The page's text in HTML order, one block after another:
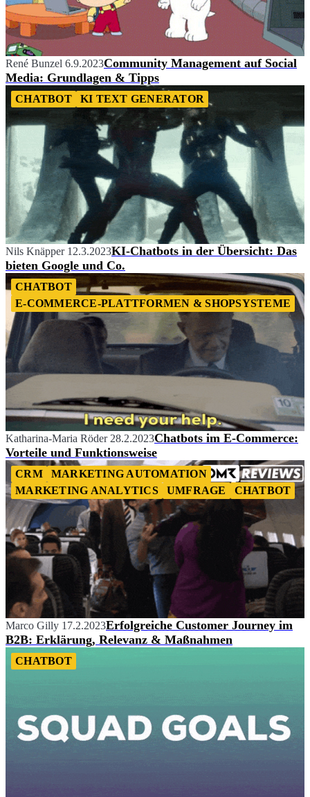
René Bunzel 6.9.2023Community Management auf Social
Media: Grundlagen & Tipps
CHATBOT KI TEXT GENERATOR
Nils Knäpper 12.3.2023KI-Chatbots in der Übersicht: Das
bieten Google und Co.
CHATBOT
E-COMMERCE-PLATTFORMEN & SHOPSYSTEME
Katharina-Maria Röder 28.2.2023Chatbots im E-Commerce:
Vorteile und Funktionsweise
CRM
MARKETING AUTOMATION
MARKETING ANALYTICS
UMFRAGE CHATBOT
Marco Gilly 17.2.2023Erfolgreiche Customer Journey im
B2B: Erklärung, Relevanz & Maßnahmen
CHATBOT